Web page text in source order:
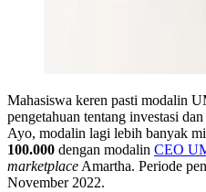
Mahasiswa keren pasti modalin
pengetahuan tentang investasi
Ayo, modalin lagi lebih banyak
100.000 dengan modalin CEO
marketplaceAmartha. Periode
November 2022.